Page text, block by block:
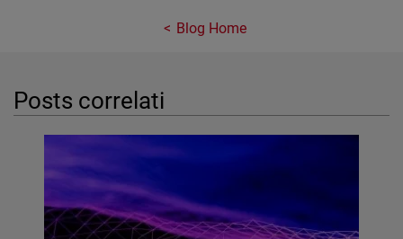
Blog Home
Posts correlati